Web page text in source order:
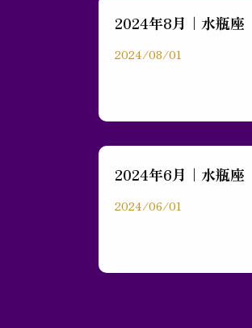
2024年8月｜水瓶座
2024/08/01
2024年6月｜水瓶座
2024/06/01